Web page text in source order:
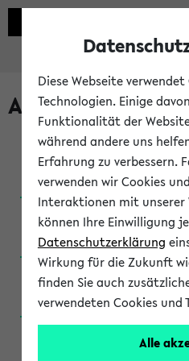
Archivierte
Anglistik: British and
(Einschreibung bis WiSe 16/
Anglistik: British and
(Einschreibung bis SoSe
Anglistik: British and
(Einschreibung bis SoSe
Anglistik: British and
(Einschreibung bis SoSe
Diese Webseite
Technologien. Einige
Funktionalität der
während andere uns
Erfahrung zu verbessern.
verwenden wir Cookies
Interaktionen mit unserer
können Ihre Einwilligung
Datenschutzerklärung
Wirkung für die Zukunft
finden Sie auch
verwendeten Cookies und
Alle